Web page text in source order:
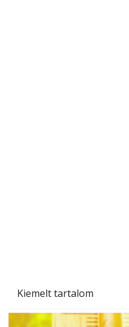
Kiemelt tartalom